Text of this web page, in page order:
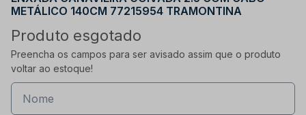
METÁLICO 140CM 77215954 TRAMONTINA
Produto esgotado
Preencha os campos para ser avisado assim que o produto
voltar ao estoque!